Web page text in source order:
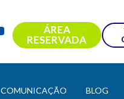
ÁREA
RESERVADA
COMUNICAÇÃO BLOG